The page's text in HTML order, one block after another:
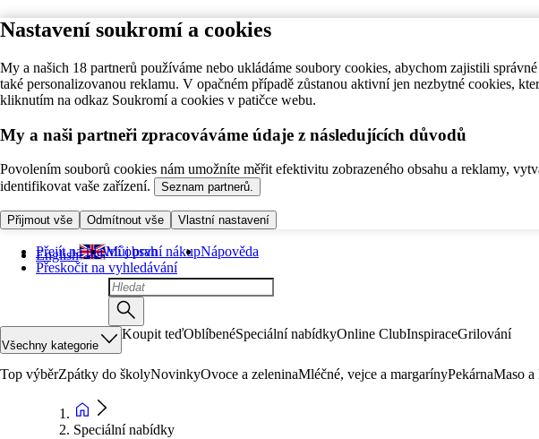
Nastavení soukromí a cookies
My a našich 18 partnerů používáme nebo ukládáme soubory cookies, abychom zajistili
také personalizovanou reklamu. V opačném případě zůstanou aktivní jen nezbytné cookies,
kliknutím na odkaz Soukromí a cookies v patičce webu.
My a naši partneři zpracováváme údaje z následujících důvodů
Povolením souborů cookies nám umožníte měřit efektivitu zobrazeného obsahu a reklamy,
identifikovat vaše zařízení.
Seznam partnerů.
Přijmout vše Odmítnout vše Vlastní nastavení
Přejít na hlavní obsah
Přeskočit na vyhledávání
English Můj první nákupNápověda
Všechny kategorie
Koupit teďOblíbenéSpeciální nabídkyOnline ClubInspiraceGrilování
Top výběrZpátky do školyNovinkyOvoce a zeleninaMléčné, vejce a margarínyPekárnaMaso a
Speciální nabídky